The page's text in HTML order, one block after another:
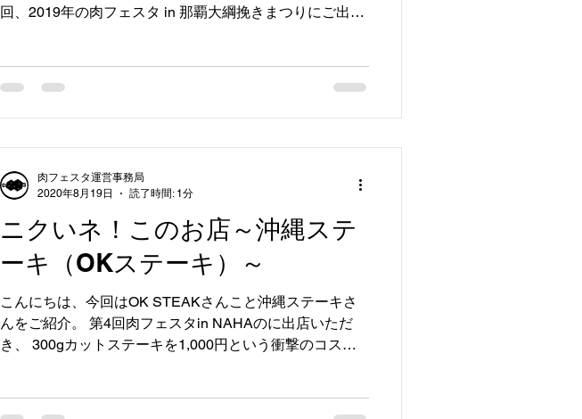
回、2019年の肉フェスタ in 那覇大綱挽きまつりにご出店
ニクいネ！このお店～沖縄ステ
ーキ（OKステーキ）～
こんにちは、今回はOK STEAKさんこと沖縄ステーキさ
んをご紹介。 第4回肉フェスタin NAHAのに出店いただ
き、 300gカットステーキを1,000円という衝撃のコスパ
肉フェスタ運営事務局
2020年8月19日
読了時間: 1分